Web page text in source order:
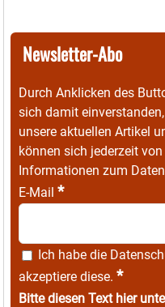
Newsletter-Abo
Durch Anklicken des
sich damit
unsere aktuellen Artikel
können sich jederzeit
Informationen zum
E-Mail *
Ich habe die
akzeptiere diese. *
Bitte diesen Text hier